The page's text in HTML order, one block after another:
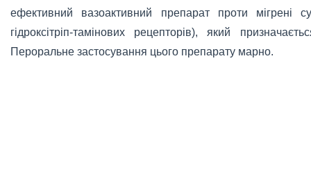
ефективний вазоактивний препарат проти мігрені
гідроксітріп-тамінових рецепторів), який
Пероральне застосування цього препарату марно.